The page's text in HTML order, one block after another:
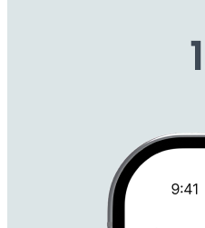
Tapix – Payment Data
Stalo se ti někdy, že jste v
Tapix je jedničkou na trhu s